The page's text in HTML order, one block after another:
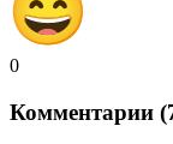
0
Комментарии